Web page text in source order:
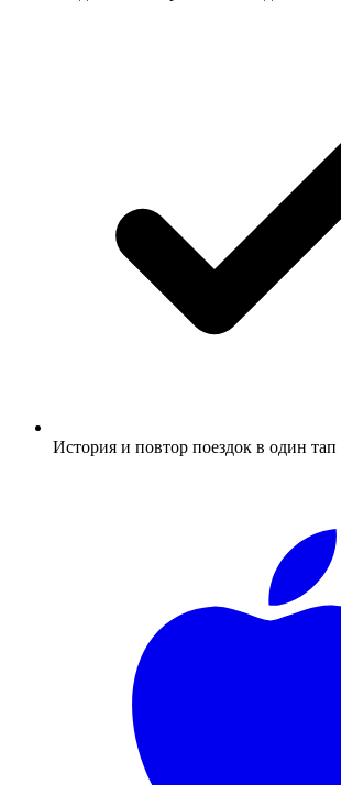
История и повтор поездок в один тап